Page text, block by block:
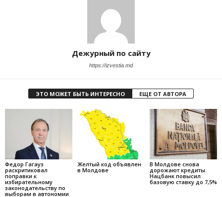
Дежурный по сайту
https://izvestia.md
ЭТО МОЖЕТ БЫТЬ ИНТЕРЕСНО ЕЩЕ ОТ АВТОРА
Федор Гагауз
раскритиковал
поправки к
избирательному
законодательству по
выборам в автономии
Желтый код объявлен
в Молдове
В Молдове снова
дорожают кредиты.
Нацбанк повысил
базовую ставку до 7,5%